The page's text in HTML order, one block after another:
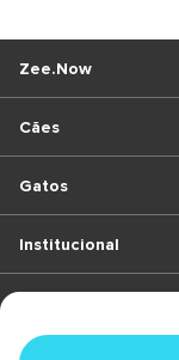
Cães
Gatos
Zee.Now
Institucional